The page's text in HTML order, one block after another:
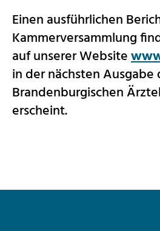
Einen ausführlichen
Kammerversammlung
auf unserer Website
in der nächsten Ausgabe
Brandenburgischen
erscheint.